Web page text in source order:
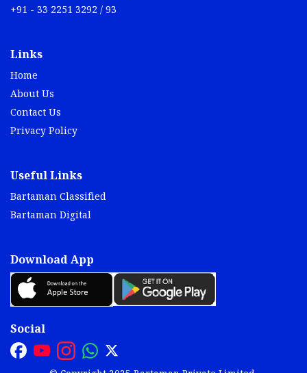
+91 - 33 2251 3292 / 93
Links
Home
About Us
Contact Us
Privacy Policy
Useful Links
Bartaman Classified
Bartaman Digital
Download App
Social